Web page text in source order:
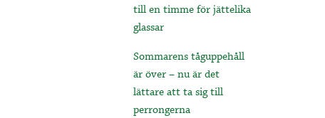
till en timme för jättelika
glassar
Sommarens tåguppehåll
är över – nu är det
lättare att ta sig till
perrongerna